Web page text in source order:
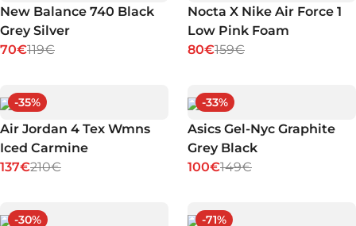
New Balance 740 Black
Grey Silver
70€119€
Nocta X Nike Air Force 1
Low Pink Foam
80€159€
-35%
Air Jordan 4 Tex Wmns
Iced Carmine
137€210€
-33%
Asics Gel-Nyc Graphite
Grey Black
100€149€
-30% -71%